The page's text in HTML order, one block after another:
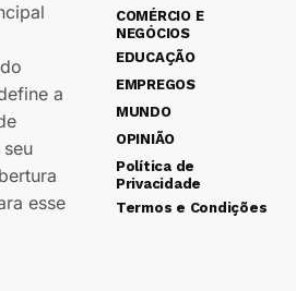
a
esse
COMÉRCIO E
NEGÓCIOS
EDUCAÇÃO
EMPREGOS
MUNDO
OPINIÃO
Política de
Privacidade
Termos e Condições